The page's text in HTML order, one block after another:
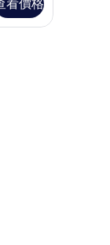
看價格